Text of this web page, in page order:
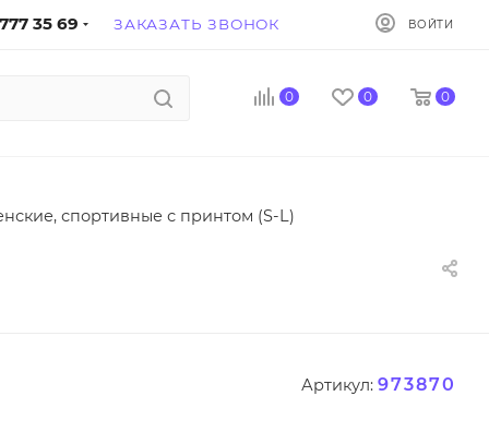
35 69 ЗАКАЗАТЬ ЗВОНОК ВОЙТИ
0 0 0
спортивные с принтом (S-L)
Артикул: 973870